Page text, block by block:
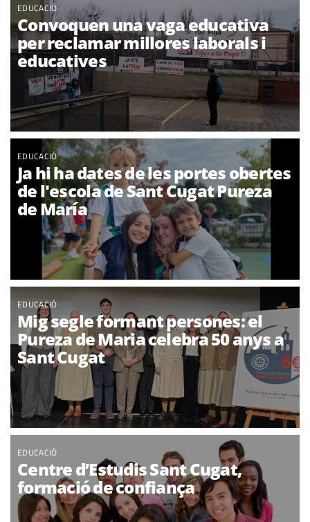
EDUCACIÓ
Convoquen una vaga educativa
per reclamar millores laborals i
educatives
EDUCACIÓ
Ja hi ha dates de les portes obertes
de l'escola de Sant Cugat Pureza
de María
EDUCACIÓ
Mig segle formant persones: el
Pureza de Maria celebra 50 anys a
Sant Cugat
EDUCACIÓ
Centre d’Estudis Sant Cugat,
formació de confiança